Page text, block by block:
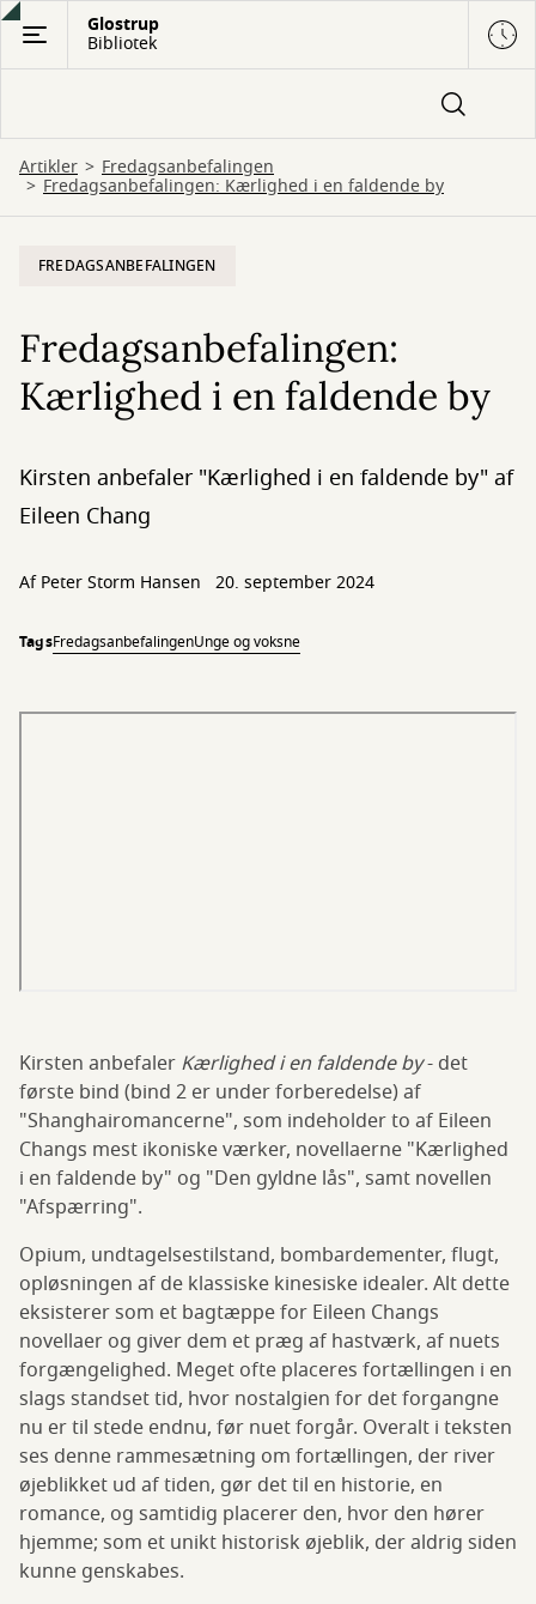
Gå
hovedindhold
Glostrup
Bibliotek
Artikler Fredagsanbefalingen
Fredagsanbefalingen: Kærlighed i en faldende by
FREDAGSANBEFALINGEN
Fredagsanbefalingen:
Kærlighed i en faldende by
Kirsten anbefaler "Kærlighed i en faldende by" af
Eileen Chang
AfPeter Storm Hansen 20. september 2024
TagsFredagsanbefalingenUnge og voksne
Kirsten anbefaler Kærlighed i en faldende by- det
første bind (bind 2 er under forberedelse) af
"Shanghairomancerne", som indeholder to af Eileen
Changs mest ikoniske værker, novellaerne "Kærlighed
i en faldende by" og "Den gyldne lås", samt novellen
"Afspærring".
Opium, undtagelsestilstand, bombardementer, flugt,
opløsningen af de klassiske kinesiske idealer. Alt dette
eksisterer som et bagtæppe for Eileen Changs
novellaer og giver dem et præg af hastværk, af nuets
forgængelighed. Meget ofte placeres fortællingen i en
slags standset tid, hvor nostalgien for det forgangne
nu er til stede endnu, før nuet forgår. Overalt i teksten
ses denne rammesætning om fortællingen, der river
øjeblikket ud af tiden, gør det til en historie, en
romance, og samtidig placerer den, hvor den hører
hjemme; som et unikt historisk øjeblik, der aldrig siden
kunne genskabes.